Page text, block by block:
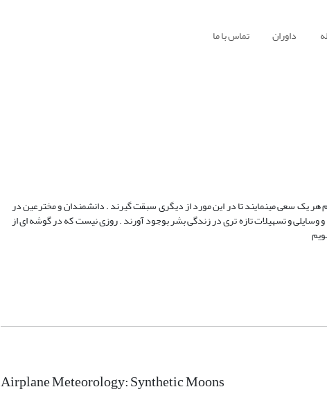
داوران تماس با ما
هر یک سعی مینمایند تا در این مورد از دیگری سبقت گیرند . دانشمندان و مخترعین در
وسایلی و تسهیلات تازه تری در زندگی بشر بوجود آورند . روزی نیست که در گوشه ای از
Airplane Meteorology: Synthetic Moons